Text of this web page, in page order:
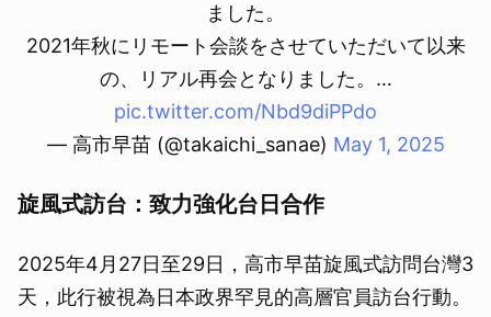
ました。
2021年秋にリモート会談をさせていただいて以来
の、リアル再会となりました。…
pic.twitter.com/Nbd9diPPdo
— 高市早苗 (@takaichi_sanae) May 1, 2025
旋風式訪台：致力強化台日合作
2025年4月27日至29日，高市早苗旋風式訪問台灣3
天，此行被視為日本政界罕見的高層官員訪台行動。